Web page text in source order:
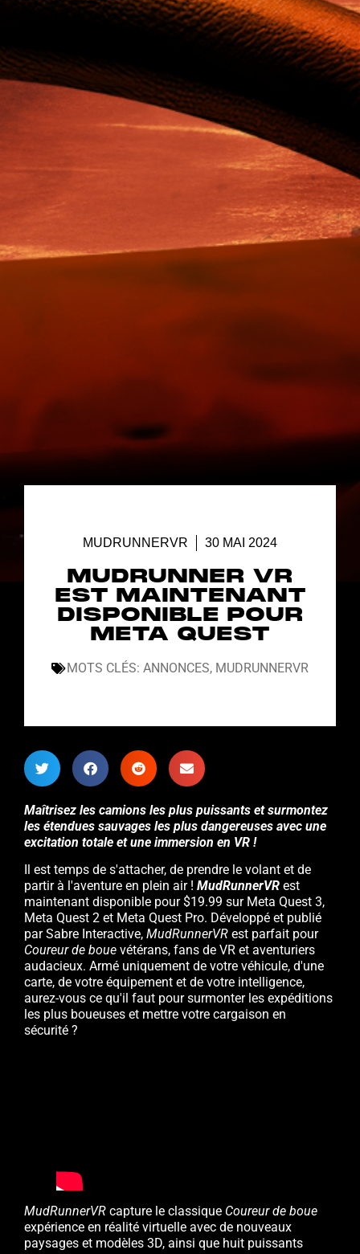
MUDRUNNERVR 30 MAI 2024
MUDRUNNER VR
EST MAINTENANT
DISPONIBLE POUR
META QUEST
MOTS CLÉS: ANNONCES, MUDRUNNERVR
Maîtrisez les camions les plus puissants et surmontez
les étendues sauvages les plus dangereuses avec une
excitation totale et une immersion en VR !
Il est temps de s'attacher, de prendre le volant et de
partir à l'aventure en plein air ! MudRunnerVR est
maintenant disponible pour $19.99 sur Meta Quest 3,
Meta Quest 2 et Meta Quest Pro. Développé et publié
par Sabre Interactive, MudRunnerVR est parfait pour
Coureur de boue vétérans, fans de VR et aventuriers
audacieux. Armé uniquement de votre véhicule, d'une
carte, de votre équipement et de votre intelligence,
aurez-vous ce qu'il faut pour surmonter les expéditions
les plus boueuses et mettre votre cargaison en
sécurité ?
MudRunnerVR capture le classique Coureur de boue
expérience en réalité virtuelle avec de nouveaux
paysages et modèles 3D, ainsi que huit puissants